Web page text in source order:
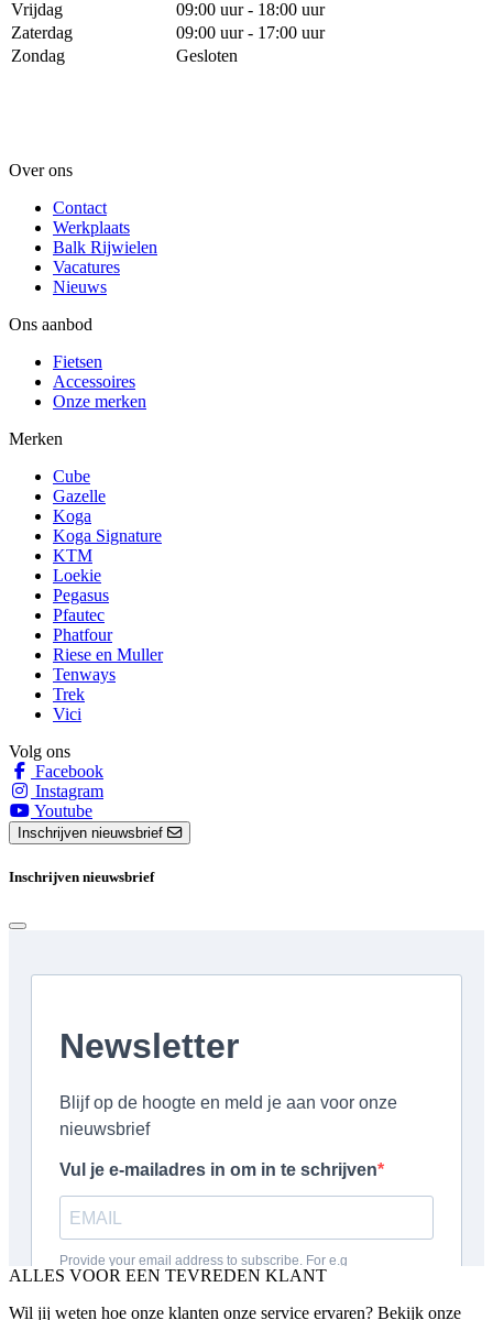
Vrijdag
09:00 uur - 18:00 uur
Zaterdag
09:00 uur - 17:00 uur
Zondag
Gesloten
Over ons
Contact
Werkplaats
Balk Rijwielen
Vacatures
Nieuws
Ons aanbod
Fietsen
Accessoires
Onze merken
Merken
Cube
Gazelle
Koga
Koga Signature
KTM
Loekie
Pegasus
Pfautec
Phatfour
Riese en Muller
Tenways
Trek
Vici
Volg ons
Facebook
Instagram
Youtube
Inschrijven nieuwsbrief
Inschrijven nieuwsbrief
ALLES VOOR EEN TEVREDEN KLANT
Wil jij weten hoe onze klanten onze service ervaren? Bekijk onze